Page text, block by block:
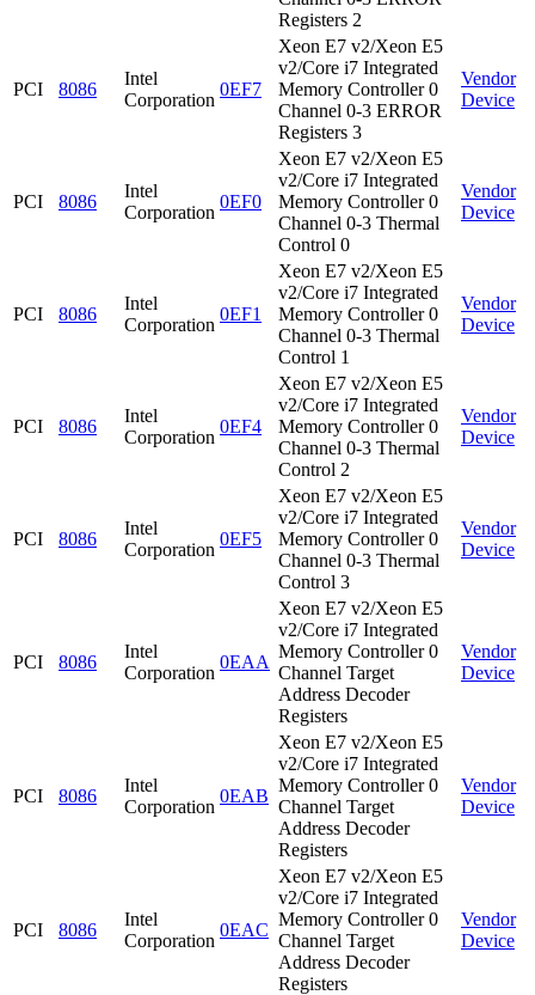
Registers 2
PCI 8086
Intel
Corporation
0EF7
Xeon E7 v2/Xeon E5
v2/Core i7 Integrated
Memory Controller 0
Channel 0-3 ERROR
Registers 3
Vendor
Device
PCI 8086
Intel
Corporation
0EF0
Xeon E7 v2/Xeon E5
v2/Core i7 Integrated
Memory Controller 0
Channel 0-3 Thermal
Control 0
Vendor
Device
PCI 8086
Intel
Corporation
0EF1
Xeon E7 v2/Xeon E5
v2/Core i7 Integrated
Memory Controller 0
Channel 0-3 Thermal
Control 1
Vendor
Device
PCI 8086
Intel
Corporation
0EF4
Xeon E7 v2/Xeon E5
v2/Core i7 Integrated
Memory Controller 0
Channel 0-3 Thermal
Control 2
Vendor
Device
PCI 8086
Intel
Corporation
0EF5
Xeon E7 v2/Xeon E5
v2/Core i7 Integrated
Memory Controller 0
Channel 0-3 Thermal
Control 3
Vendor
Device
PCI 8086
Intel
Corporation
0EAA
Xeon E7 v2/Xeon E5
v2/Core i7 Integrated
Memory Controller 0
Channel Target
Address Decoder
Registers
Vendor
Device
PCI 8086
Intel
Corporation
0EAB
Xeon E7 v2/Xeon E5
v2/Core i7 Integrated
Memory Controller 0
Channel Target
Address Decoder
Registers
Vendor
Device
PCI 8086
Intel
Corporation
0EAC
Xeon E7 v2/Xeon E5
v2/Core i7 Integrated
Memory Controller 0
Channel Target
Address Decoder
Registers
Vendor
Device